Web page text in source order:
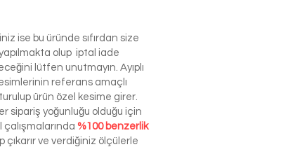
ise bu üründe sıfırdan size
olup iptal iade
lütfen unutmayın. Ayıplı
referans amaçlı
ürün özel kesime girer.
sipariş yoğunluğu olduğu için
%100 benzerlik
çıkarır ve verdiğiniz ölçülerle